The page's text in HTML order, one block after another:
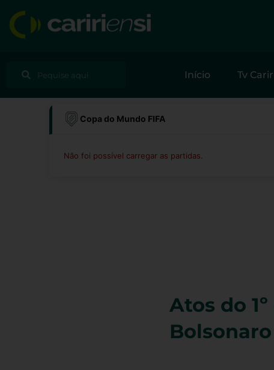
para
Pesquisar
Início Tv
Copa do Mundo FIFA
Não foi possível carregar as partidas.
Atos do